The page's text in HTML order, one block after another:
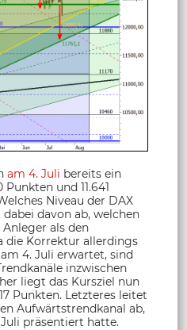
am 4. Juli bereits ein
Punkten und 11.641
Niveau der DAX
davon ab, welchen
als den
die Korrektur allerdings
4. Juli erwartet, sind
inzwischen
liegt das Kursziel nun
Punkten. Letzteres leitet
Aufwärtstrendkanal ab,
präsentiert hatte.